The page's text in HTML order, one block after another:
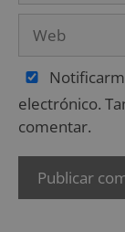
electrónico.
comentar.